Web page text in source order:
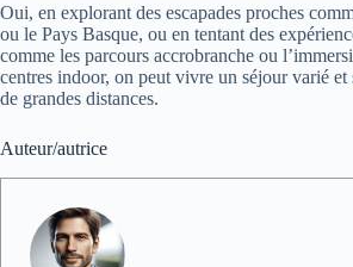
Oui, en explorant des escapades proches
ou le Pays Basque, ou en tentant des
comme les parcours accrobranche ou
centres indoor, on peut vivre un séjour varié
de grandes distances.
Auteur/autrice